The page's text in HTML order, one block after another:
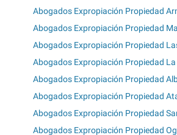
Abogados Expropiación Propiedad
Abogados Expropiación Propiedad
Abogados Expropiación Propiedad
Abogados Expropiación Propiedad La
Abogados Expropiación Propiedad
Abogados Expropiación Propiedad
Abogados Expropiación Propiedad
Abogados Expropiación Propiedad